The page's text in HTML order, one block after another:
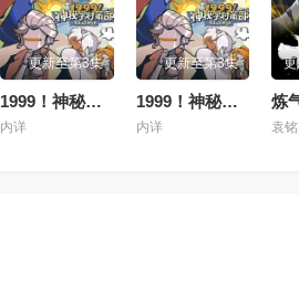
更新至第3集
1999！神秘学对策部国语
内详
更新至第3集
1999！神秘学对策部英语
内详
炼